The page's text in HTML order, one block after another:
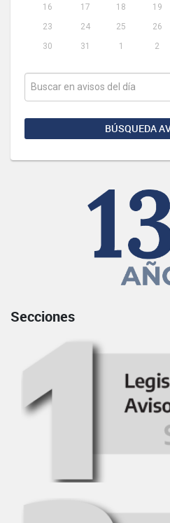
16
17 18 19
23
24 25 26
30
31 1 2
BÚSQUEDA
Secciones